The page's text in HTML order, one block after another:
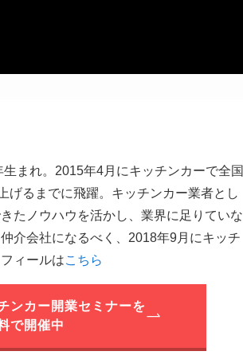
まれ。2015年4月にキッチンカーで全国
げるまでに飛躍。キッチンカー業者とし
たノウハウを活かし、業界に足りていな
介会社になるべく、2018年9月にキッチ
ィールはこちら
ンカー開業セミナーを
で開催中